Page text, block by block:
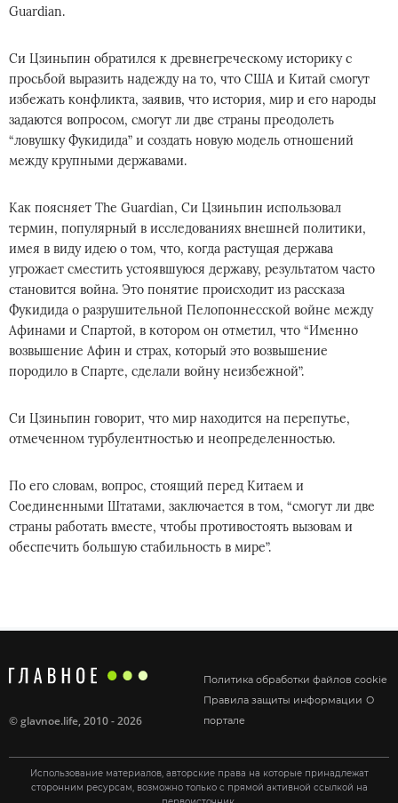
Guardian.
Си Цзиньпин обратился к древнегреческому историку с
просьбой выразить надежду на то, что США и Китай смогут
избежать конфликта, заявив, что история, мир и его народы
задаются вопросом, смогут ли две страны преодолеть
“ловушку Фукидида” и создать новую модель отношений
между крупными державами.
Как поясняет The Guardian, Си Цзиньпин использовал
термин, популярный в исследованиях внешней политики,
имея в виду идею о том, что, когда растущая держава
угрожает сместить устоявшуюся державу, результатом часто
становится война. Это понятие происходит из рассказа
Фукидида о разрушительной Пелопоннесской войне между
Афинами и Спартой, в котором он отметил, что “Именно
возвышение Афин и страх, который это возвышение
породило в Спарте, сделали войну неизбежной”.
Си Цзиньпин говорит, что мир находится на перепутье,
отмеченном турбулентностью и неопределенностью.
По его словам, вопрос, стоящий перед Китаем и
Соединенными Штатами, заключается в том, “смогут ли две
страны работать вместе, чтобы противостоять вызовам и
обеспечить большую стабильность в мире”.
Политика обработки файлов cookie
Правила защиты информации О
портале
©glavnoe.life, 2010 - 2026
Использование материалов, авторские права на которые принадлежат
сторонним ресурсам, возможно только с прямой активной ссылкой на